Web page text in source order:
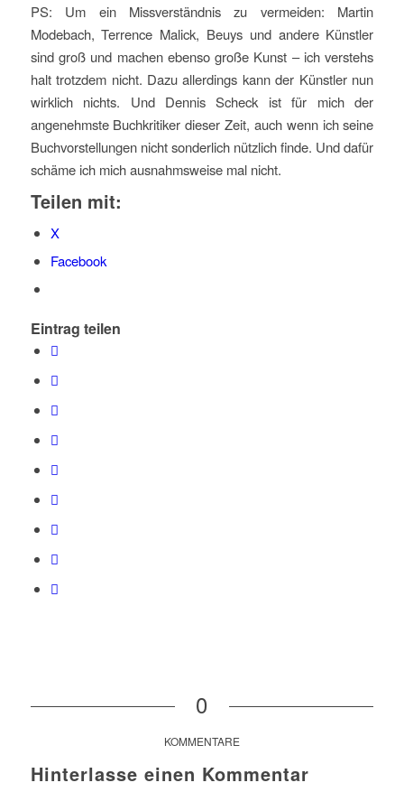
PS: Um ein Missverständnis zu vermeiden: Martin
Modebach, Terrence Malick, Beuys und andere Künstler
sind groß und machen ebenso große Kunst – ich verstehs
halt trotzdem nicht. Dazu allerdings kann der Künstler nun
wirklich nichts. Und Dennis Scheck ist für mich der
angenehmste Buchkritiker dieser Zeit, auch wenn ich seine
Buchvorstellungen nicht sonderlich nützlich finde. Und dafür
schäme ich mich ausnahmsweise mal nicht.
Teilen mit:
X
Facebook
Eintrag teilen
0
KOMMENTARE
Hinterlasse einen Kommentar